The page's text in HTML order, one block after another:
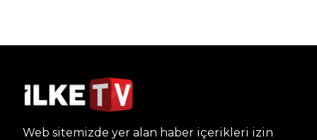
Web sitemizde yer alan haber içerikleri izin